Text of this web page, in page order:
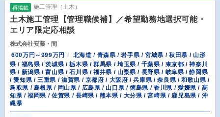
再掲載 施工管理（土木）
土木施工管理【管理職候補】／希望勤務地選択可能・
エリア限定応相談
株式会社安藤・間
600万円～999万円
北海道 / 青森県 / 岩手県 / 宮城県 / 秋田県 / 山形
県 / 福島県 / 茨城県 / 栃木県 / 群馬県 / 埼玉県 / 千葉県 / 東京都 / 神奈川
県 / 新潟県 / 富山県 / 石川県 / 福井県 / 山梨県 / 長野県 / 岐阜県 / 静岡県
/ 愛知県 / 三重県 / 滋賀県 / 京都府 / 大阪府 / 兵庫県 / 奈良県 / 和歌山県 /
鳥取県 / 島根県 / 岡山県 / 広島県 / 山口県 / 徳島県 / 香川県 / 愛媛県 / 高
知県 / 福岡県 / 佐賀県 / 長崎県 / 熊本県 / 大分県 / 宮崎県 / 鹿児島県 / 沖
縄県